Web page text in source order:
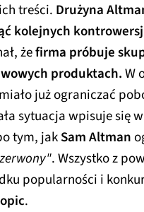
treści. Drużyna
kolejnych
żefirma próbuje
produktach.W
już ograniczać
sytuacja wpisuje się
tym, jakSam Altman
. Wszystko z
popularności i
.